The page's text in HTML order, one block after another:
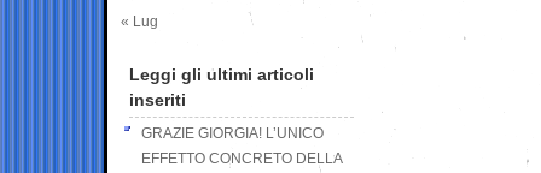
« Lug
Leggi gli ultimi articoli
inseriti
GRAZIE GIORGIA! L’UNICO
EFFETTO CONCRETO DELLA